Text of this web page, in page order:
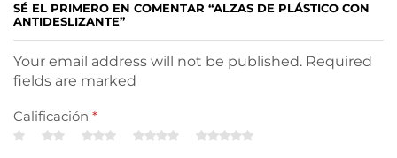
SÉ EL PRIMERO EN COMENTAR “ALZAS DE PLÁSTICO CON
ANTIDESLIZANTE”
Your email address will not be published. Required
fields are marked
Calificación *